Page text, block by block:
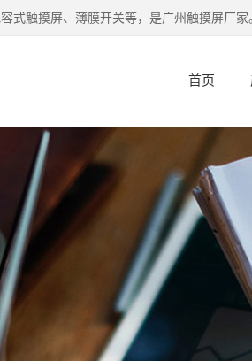
式触摸屏、薄膜开关等，是广州触摸屏厂家
首页